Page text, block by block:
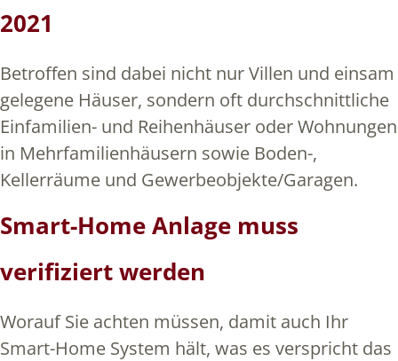
2021
Betroffen sind dabei nicht nur Villen und einsam
gelegene Häuser, sondern oft durchschnittliche
Einfamilien- und Reihenhäuser oder Wohnungen
in Mehrfamilienhäusern sowie Boden-,
Kellerräume und Gewerbeobjekte/Garagen.
Smart-Home Anlage muss
verifiziert werden
Worauf Sie achten müssen, damit auch Ihr
Smart-Home System hält, was es verspricht das